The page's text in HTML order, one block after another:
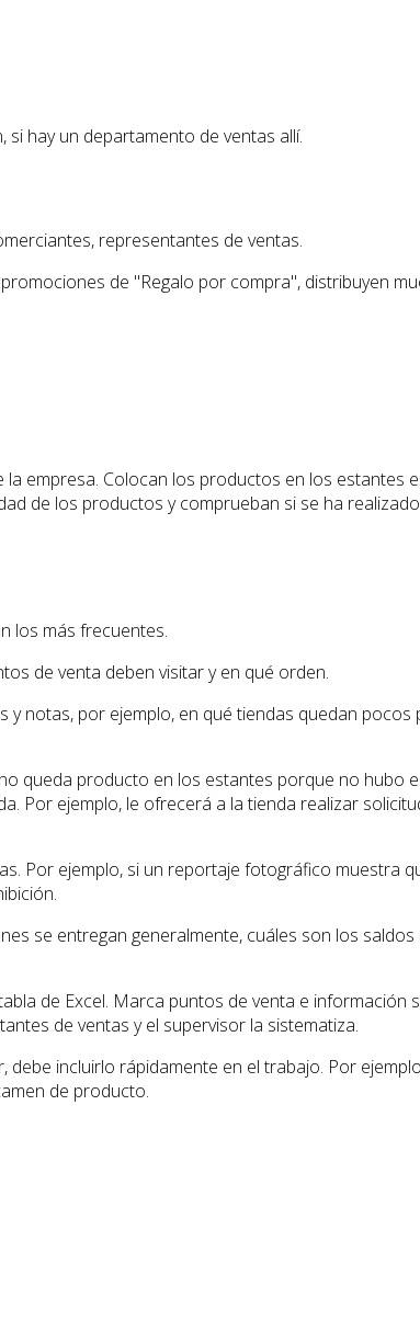
hay un departamento de ventas allí.
representantes de ventas.
de "Regalo por compra", distribuyen
empresa. Colocan los productos en los estantes
de los productos y comprueban si se ha
los más frecuentes.
de venta deben visitar y en qué orden.
notas, por ejemplo, en qué tiendas quedan
queda producto en los estantes porque no hubo
Por ejemplo, le ofrecerá a la tienda realizar
Por ejemplo, si un reportaje fotográfico muestra
se entregan generalmente, cuáles son los
de Excel. Marca puntos de venta e información
de ventas y el supervisor la sistematiza.
incluirlo rápidamente en el trabajo. Por
de producto.